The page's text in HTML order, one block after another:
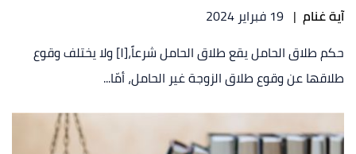
آية غنام | 19 فبراير 2024
حكم طلاق الحامل يقع طلاق الحامل شرعاً،[١] ولا يختلف وقوع
طلاقها عن وقوع طلاق الزوجة غير الحامل، أمّا...